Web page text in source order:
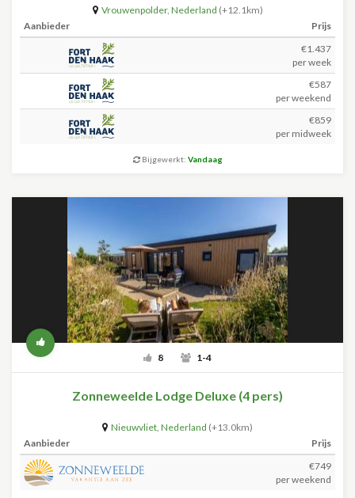
Vrouwenpolder, Nederland (+12.1km)
Aanbieder
Prijs
€1.437
per week
€587
per weekend
€859
per midweek
Bijgewerkt: Vandaag
8 1-4
Zonneweelde Lodge Deluxe (4 pers)
Nieuwvliet, Nederland (+13.0km)
Aanbieder
Prijs
€749
per weekend